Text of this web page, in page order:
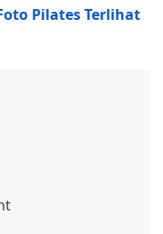
Pilates Terlihat